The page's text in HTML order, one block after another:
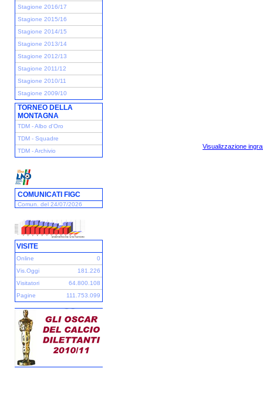
Stagione 2016/17
Stagione 2015/16
Stagione 2014/15
Stagione 2013/14
Stagione 2012/13
Stagione 2011/12
Stagione 2010/11
Stagione 2009/10
TORNEO DELLA
MONTAGNA
TDM - Albo d'Oro
TDM - Squadre
TDM - Archivio
COMUNICATI FIGC
Comun. del 24/07/2026
VISITE
Online
0
Vis.Oggi
181.226
Visitatori
64.800.108
Pagine
111.753.099
Visualizzazione